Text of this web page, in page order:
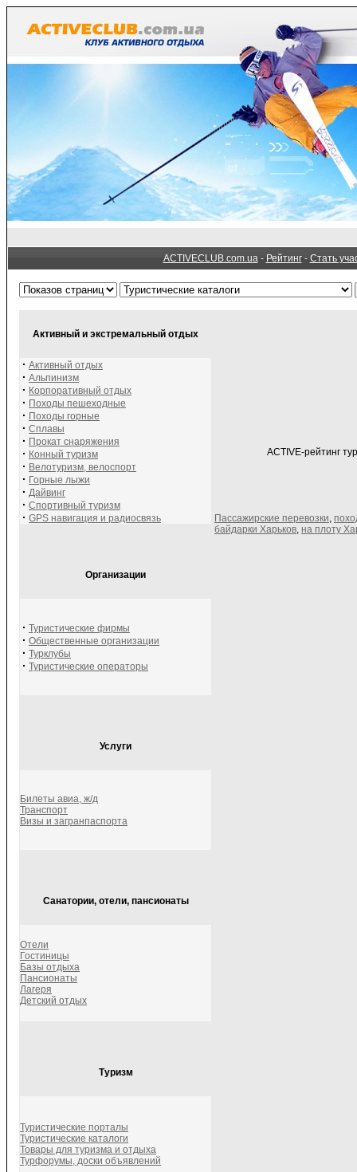
ACTIVECLUB.com.ua- Рейтинг- Стать
Активный и экстремальный отдых
· Активный отдых
· Альпинизм
· Корпоративный отдых
· Походы пешеходные
· Походы горные
· Сплавы
· Прокат снаряжения
· Конный туризм
· Велотуризм, велоспорт
· Горные лыжи
· Дайвинг
· Спортивный туризм
· GPS навигация и радиосвязь
Организации
· Туристические фирмы
· Общественные организации
· Турклубы
· Туристические операторы
Услуги
Билеты авиа, ж/д
Транспорт
Визы и загранпаспорта
Санатории, отели, пансионаты
Отели
Гостиницы
Базы отдыха
Пансионаты
Лагеря
Детский отдых
Туризм
Туристические порталы
Туристические каталоги
Товары для туризма и отдыха
Турфорумы, доски объявлений
ACTIVE-рейтинг
Пассажирские перевозки,
байдарки Харьков, на плоту